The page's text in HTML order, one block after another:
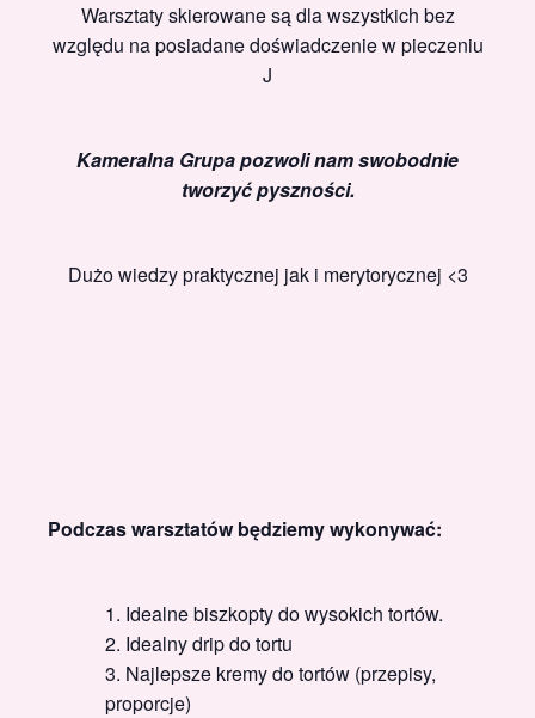
Warsztaty skierowane są dla wszystkich bez
względu na posiadane doświadczenie w pieczeniu
J
Kameralna Grupa pozwoli nam swobodnie
tworzyć pyszności.
Dużo wiedzy praktycznej jak i merytorycznej <3
Podczas warsztatów będziemy wykonywać:
Idealne biszkopty do wysokich tortów.
Idealny drip do tortu
Najlepsze kremy do tortów (przepisy,
proporcje)